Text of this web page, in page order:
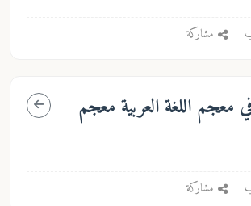
مشاركة
اللغة العربية معجم
مشاركة